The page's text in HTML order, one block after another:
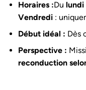
Horaires :Du lundi
Vendredi :
Début idéal : Dès
Perspective :
reconduction